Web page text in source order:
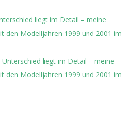
liegt im Detail – meine
den Modelljahren 1999 und 2001 im
Unterschied liegt im Detail – meine
den Modelljahren 1999 und 2001 im